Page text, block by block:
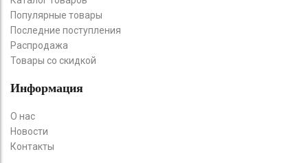
Популярные товары
Последние поступления
Распродажа
Товары со скидкой
Информация
О нас
Новости
Контакты